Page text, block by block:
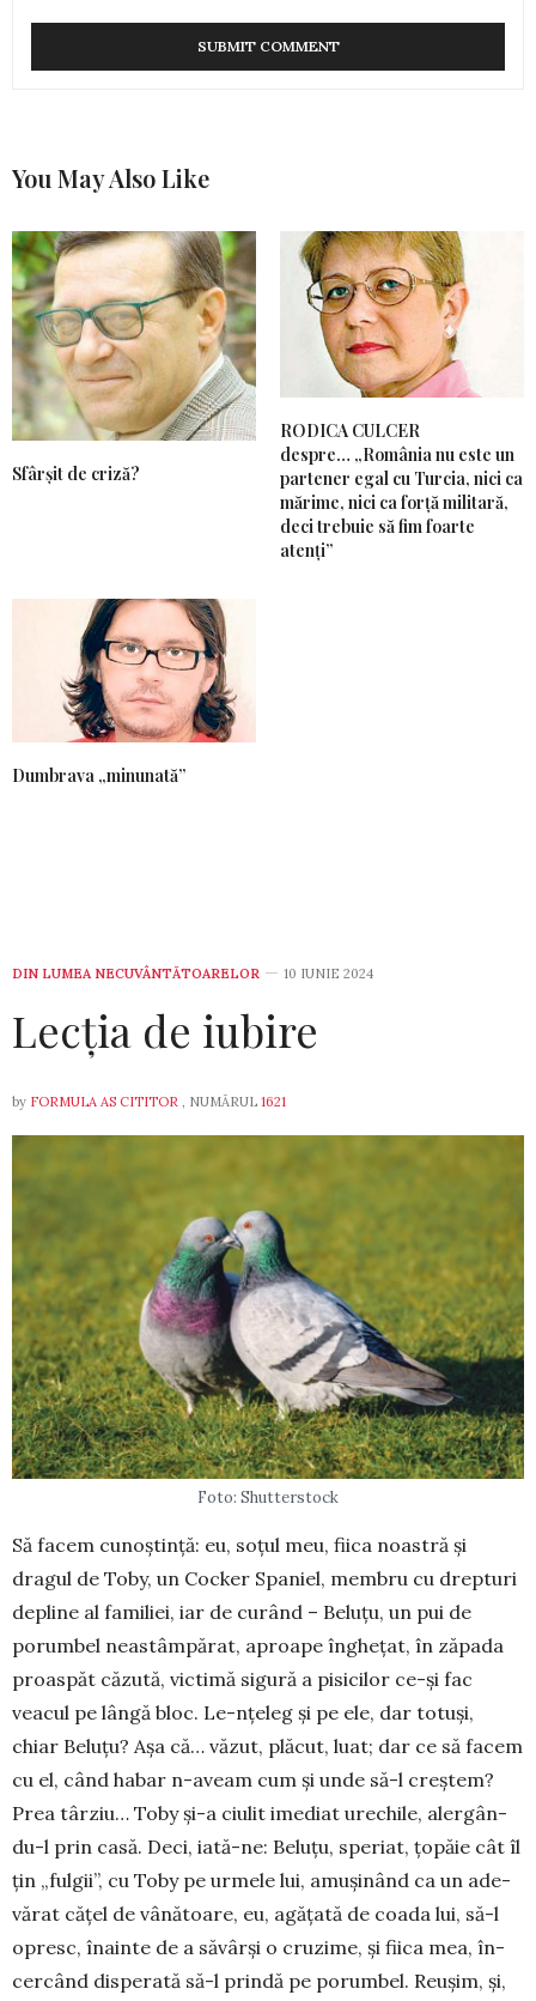
You May Also Like
Sfârșit de criză?
RODICA CULCER
despre… „România nu este un
partener egal cu Turcia, nici ca
mărime, nici ca forță militară,
deci trebuie să fim foarte
atenți”
Dumbrava „minunată”
DIN LUMEA NECUVÂNTĂTOARELOR 10 IUNIE 2024
Lecția de iubire
by FORMULA AS CITITOR , NUMĂRUL 1621
Foto: Shutterstock
Să facem cunoștință: eu, so­țul meu, fiica noastră și
dragul de Toby, un Cocker Spa­niel, mem­bru cu drepturi
depline al fa­miliei, iar de curând – Beluțu, un pui de
porumbel neastâm­părat, aproape înghețat, în zăpada
proas­păt că­zută, victimă sigură a pisi­cilor ce-și fac
veacul pe lângă bloc. Le-nțeleg și pe ele, dar totuși,
chiar Beluțu? Așa că… văzut, plăcut, luat; dar ce să facem
cu el, când ha­bar n-aveam cum și unde să-l creștem?
Prea târziu… Toby și-a ciu­lit ime­diat urechile, aler­gân­
du-l prin casă. Deci, iată-ne: Belu­țu, speriat, țopăie cât îl
țin „ful­gii”, cu Toby pe ur­mele lui, amușinând ca un ade­
vărat cățel de vână­toa­re, eu, agățată de coada lui, să-l
opresc, înainte de a să­vârși o cru­zi­me, și fiica mea, în­
cercând dis­pe­ra­tă să-l prindă pe po­rumbel. Reu­șim, și,